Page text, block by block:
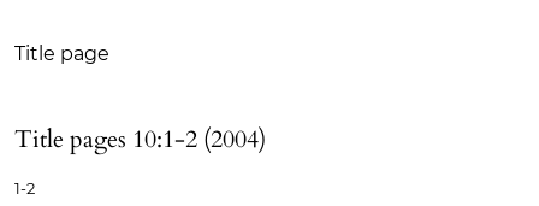
Title page
Title pages 10:1-2 (2004)
1-2